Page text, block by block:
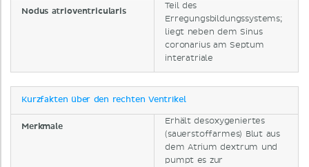
Nodus atrioventricularis
Teil des
Erregungsbildungssystems;
liegt neben dem Sinus
coronarius am Septum
interatriale
Kurzfakten über den rechten Ventrikel
Merkmale
Erhält desoxygeniertes
(sauerstoffarmes) Blut aus
dem Atrium dextrum und
pumpt es zur